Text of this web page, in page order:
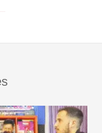
INTERPRETANDO A SERRAT